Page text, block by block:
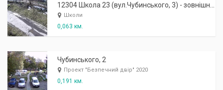
Школи
0,063 км.
Чубинського, 2
Проект "Безпечний двір" 2020
0,191 км.